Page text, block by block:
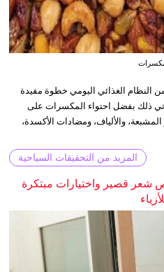
الغذائي اليومي خطوة مفيدة
ذلك بفضل احتواء المكسرات على
والألياف، ومضادات الأكسدة،
المزيد من التحقيقات السياحية
شعر قصير واختيارات مبتكرة